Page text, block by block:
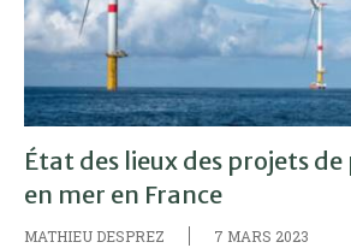
État des lieux des projets de
en mer en France
MATHIEU DESPREZ 7 MARS 2023